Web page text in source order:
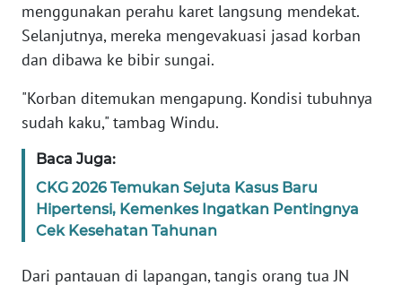
menggunakan perahu karet langsung mendekat.
Selanjutnya, mereka mengevakuasi jasad korban
dan dibawa ke bibir sungai.
"Korban ditemukan mengapung. Kondisi tubuhnya
sudah kaku," tambag Windu.
Baca Juga:
CKG 2026 Temukan Sejuta Kasus Baru
Hipertensi, Kemenkes Ingatkan Pentingnya
Cek Kesehatan Tahunan
Dari pantauan di lapangan, tangis orang tua JN
REDAKSI
KARIR
DISCLAIMER
Wahana
Regional